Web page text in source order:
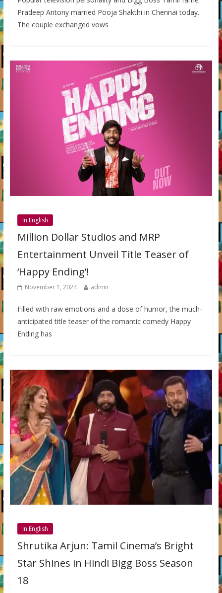
Pradeep Antony married Pooja Shakthi in Chennai today.
The couple exchanged vows
In English
Million Dollar Studios and MRP
Entertainment Unveil Title Teaser of
‘Happy Ending’!
November 1, 2024 admin
Filled with raw emotions and a dose of humor, the much-
anticipated title teaser of the romantic comedy Happy
Ending has
In English
Shrutika Arjun: Tamil Cinema’s Bright
Star Shines in Hindi Bigg Boss Season
18